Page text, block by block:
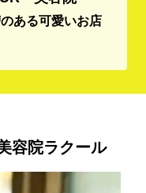
ある可愛いお店
容院ラクール